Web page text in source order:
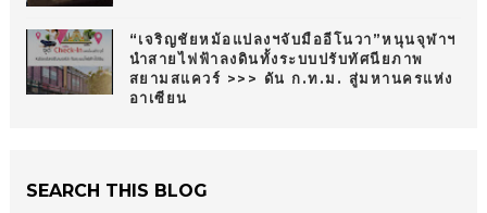
“เจริญชัยหม้อแปลงฯจับมืออีโนวา”หนุนจุฬาฯ
นำสายไฟฟ้าลงดินทั้งระบบปรับทัศนียภาพ
สยามสแควร์ >>> ดัน ก.ท.ม. สู่มหานครแห่ง
อาเซียน
SEARCH THIS BLOG